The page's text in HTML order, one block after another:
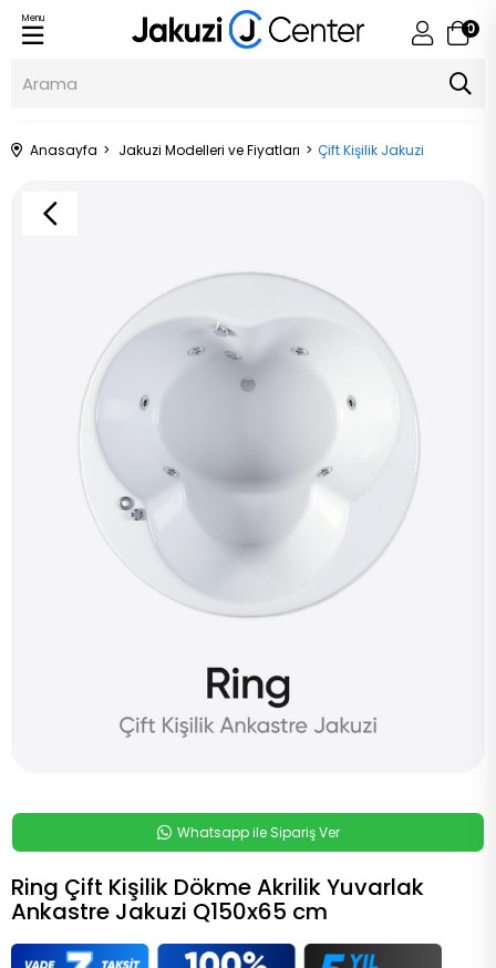
0
Menu
Anasayfa Jakuzi Modelleri ve Fiyatları Çift Kişilik Jakuzi
Whatsapp ile Sipariş Ver
Ring Çift Kişilik Dökme Akrilik Yuvarlak
Ankastre Jakuzi Q150x65 cm